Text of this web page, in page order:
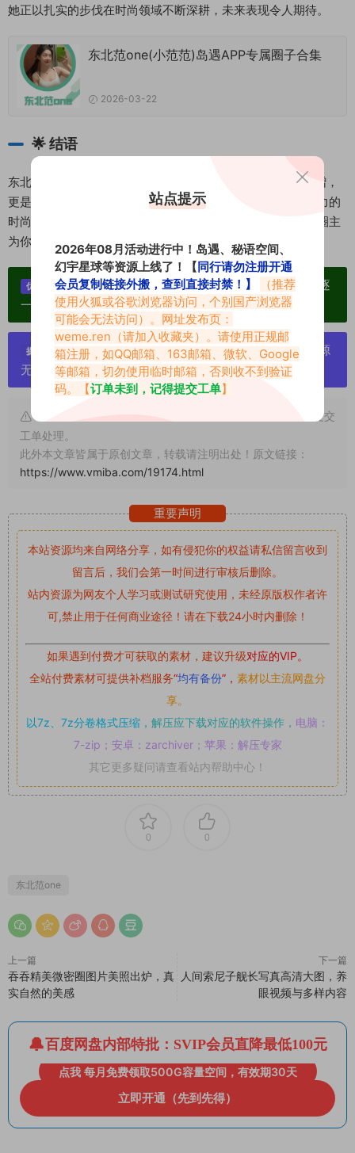
她正以扎实的步伐在时尚领域不断深耕，未来表现令人期待。
东北范one(小范范)岛遇APP专属圈子合集
2026-03-22
🌟结语
东北范用镜头重新定义了新时代的“美”——它既是天赋的馈赠，
更是自信的绽放。如果你也渴望追随一位兼具高级感与亲和力的
时尚偶像，不妨关注她的岛遇账号与抖音平台，让这位魅力圈主
为你注入每日的灵感与好心情！
优势：
单个博主作品统一整合分享、素材高度去重复、逐
一归档方便收藏！
提示：
严禁搬运资源链接，一经发现封号处理，素材资源
无露点、需求请绕道，关闭本站网页！
申明：本文资源均来源网友分享，若侵犯了您的权限可以提交
工单处理。
此外本文章皆属于原创文章，转载请注明出处！原文链接：
https://www.vmiba.com/19174.html
重要声明
本站资源均来自网络分享，如有侵犯你的权益请私信留言收到
留言后，我们会第一时间进行审核后删除。
站内资源为网友个人学习或测试研究使用，未经原版权作者许
可,禁止用于任何商业途径！请在下载24小时内删除！
如果遇到付费才可获取的素材，建议升级对应的VIP。
全站付费素材可提供补档服务“均有备份”， 素材以主流网盘分
享。
以7z、7z分卷格式压缩， 解压应下载对应的软件操作， 电脑：
7-zip；安卓：zarchiver；苹果：解压专家
其它更多疑问请查看站内帮助中心！
0 0
东北范one
上一篇
吞吞精美微密圈图片美照出炉，真
实自然的美感
下一篇
人间索尼子舰长写真高清大图，养
眼视频与多样内容
百度网盘内部特批：SVIP会员直降最低100元
点我 每月免费领取500G容量空间，有效期30天
立即开通（先到先得）
站点提示
2026年08月活动进行中！岛遇、秘语空间、
幻宇星球等资源上线了！【同行请勿注册开通
会员复制链接外搬，查到直接封禁！】
（推荐
使用火狐或谷歌浏览器访问，个别国产浏览器
可能会无法访问）。网址发布页：
weme.ren （请加入收藏夹）。请使用正规邮
箱注册，如QQ邮箱、163邮箱、微软、Google
等邮箱，切勿使用临时邮箱，否则收不到验证
码。【订单未到，记得提交工单】